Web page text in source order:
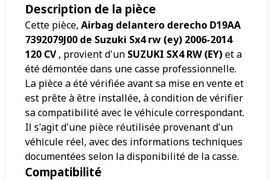
Description de la pièce
Cette pièce, Airbag delantero derecho D19AA
7392079J00 de Suzuki Sx4 rw (ey) 2006-2014
120 CV, provient d'un SUZUKI SX4 RW (EY)et a
été démontée dans une casse professionnelle.
La pièce a été vérifiée avant sa mise en vente et
est prête à être installée, à condition de vérifier
sa compatibilité avec le véhicule correspondant.
Il s'agit d'une pièce réutilisée provenant d'un
véhicule réel, avec des informations techniques
documentées selon la disponibilité de la casse.
Compatibilité